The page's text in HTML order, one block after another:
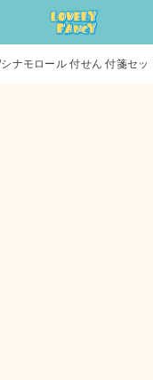
シナモロール 付せん 付箋セッ